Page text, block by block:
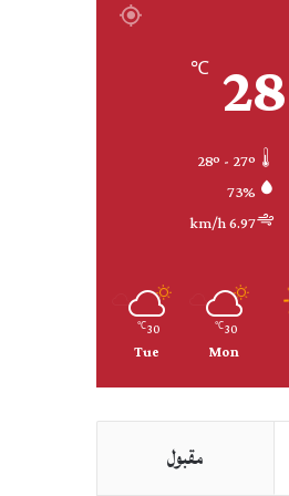
28
℃
73%
6.97 km/h
30
℃
Mon
30
℃
Tue
مقبول